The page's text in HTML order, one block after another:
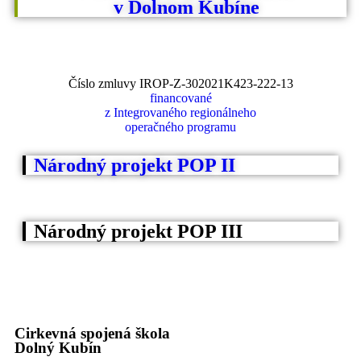
v Dolnom Kubíne
Číslo zmluvy IROP-Z-302021K423-222-13
financované
z Integrovaného regionálneho
operačného programu
Národný projekt POP II
Národný projekt POP III
Cirkevná spojená škola
Dolný Kubín